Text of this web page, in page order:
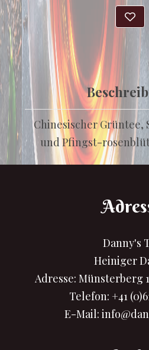
Chinesischer Grüntee,
und Pfingst-
Danny's
Heiniger
Adresse: Münsterberg
Telefon: +41
E-Mail: